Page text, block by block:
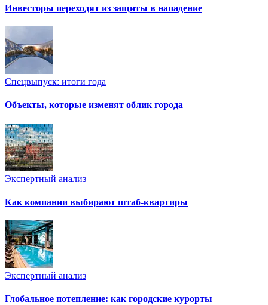
Инвесторы переходят из защиты в нападение
Спецвыпуск: итоги года
Объекты, которые изменят облик города
Экспертный анализ
Как компании выбирают штаб-квартиры
Экспертный анализ
Глобальное потепление: как городские курорты